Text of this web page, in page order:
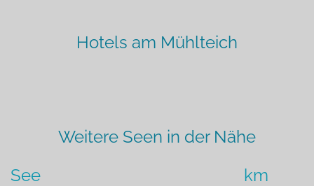
Hotels am Mühlteich
Weitere Seen in der Nähe
See
km